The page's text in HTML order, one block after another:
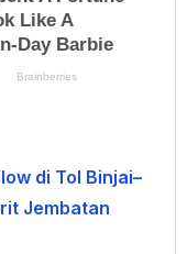
di Tol Binjai–
Jembatan